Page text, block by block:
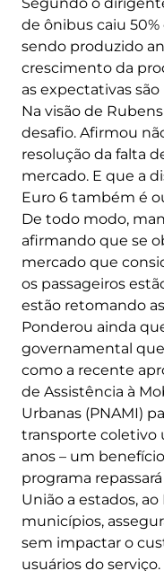
de ônibus caiu
sendo produzido
crescimento da
as expectativas
Na visão de
desafio. Afirmou
resolução da falta
mercado. E que a
Euro 6 também é
De todo modo,
afirmando que se
mercado que
os passageiros
estão retomando
Ponderou ainda
governamental
como a recente
de Assistência à
Urbanas (PNAMI)
transporte coletivo
anos – um
programa
União a estados,
municípios,
sem impactar o
usuários do serviço.